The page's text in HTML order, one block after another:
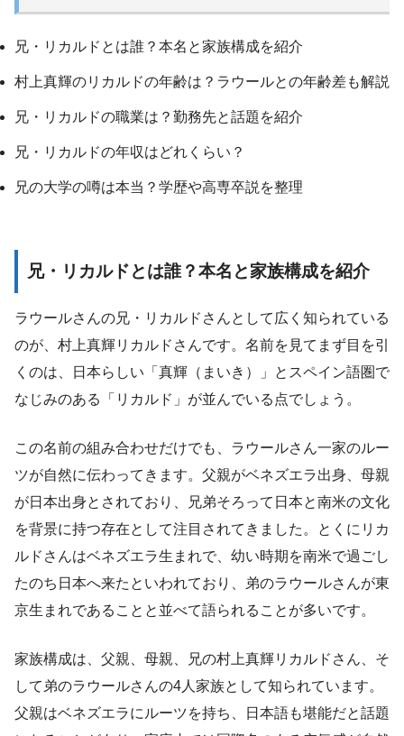
兄・リカルドとは誰？本名と家族構成を紹介
村上真輝のリカルドの年齢は？ラウールとの年齢差も解説
兄・リカルドの職業は？勤務先と話題を紹介
兄・リカルドの年収はどれくらい？
兄の大学の噂は本当？学歴や高専卒説を整理
兄・リカルドとは誰？本名と家族構成を紹介
ラウールさんの兄・リカルドさんとして広く知られている
のが、村上真輝リカルドさんです。名前を見てまず目を引
くのは、日本らしい「真輝（まいき）」とスペイン語圏で
なじみのある「リカルド」が並んでいる点でしょう。
この名前の組み合わせだけでも、ラウールさん一家のルー
ツが自然に伝わってきます。父親がベネズエラ出身、母親
が日本出身とされており、兄弟そろって日本と南米の文化
を背景に持つ存在として注目されてきました。とくにリカ
ルドさんはベネズエラ生まれで、幼い時期を南米で過ごし
たのち日本へ来たといわれており、弟のラウールさんが東
京生まれであることと並べて語られることが多いです。
家族構成は、父親、母親、兄の村上真輝リカルドさん、そ
して弟のラウールさんの4人家族として知られています。
父親はベネズエラにルーツを持ち、日本語も堪能だと話題